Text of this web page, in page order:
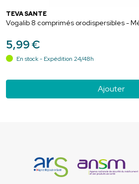
TEVA SANTÉ
Vogalib 8 comprimés orodispersibles -
5,99€
En stock - Expédition 24/48h
Ajouter